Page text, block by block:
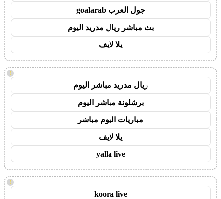
جول العرب goalarab
بث مباشر ريال مدريد اليوم
يلا لايف
!
ريال مدريد مباشر اليوم
برشلونة مباشر اليوم
مباريات اليوم مباشر
يلا لايف
yalla live
!
koora live